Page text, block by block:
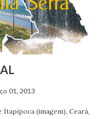
01, 2013
(imagem), Ceará,